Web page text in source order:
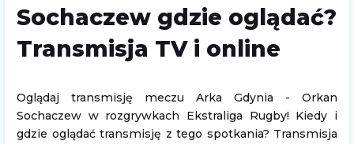
Sochaczew gdzie oglądać?
Transmisja TV i online
Oglądaj transmisję meczu Arka Gdynia - Orkan
Sochaczew w rozgrywkach Ekstraliga Rugby! Kiedy i
gdzie oglądać transmisję z tego spotkania? Transmisja